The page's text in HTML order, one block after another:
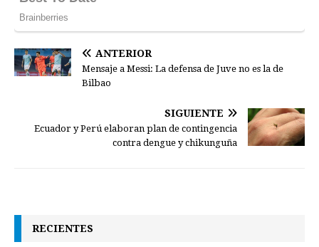
ANTERIOR
Mensaje a Messi: La defensa de Juve no es la de
Bilbao
SIGUIENTE
Ecuador y Perú elaboran plan de contingencia
contra dengue y chikunguña
RECIENTES